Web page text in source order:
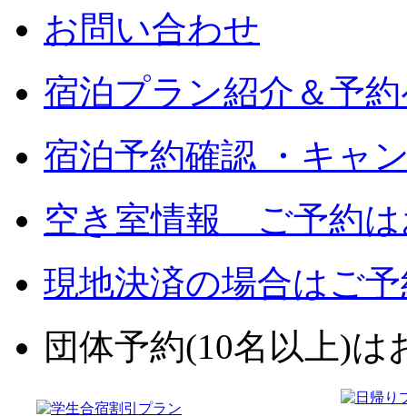
お問い合わせ
宿泊プラン紹介＆予
宿泊予約確認 ・キャ
空き室情報 ご予約は
現地決済の場合はご
団体予約(10名以上)は